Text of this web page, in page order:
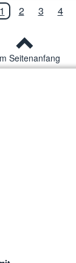
1 2 3 4
Seitenanfang